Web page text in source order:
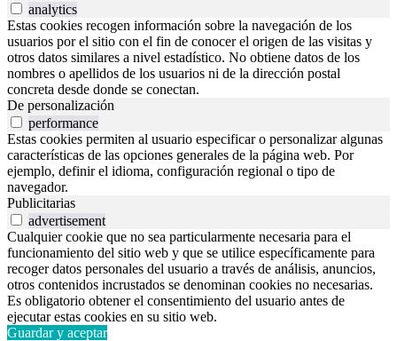
analytics
Estas cookies recogen información sobre la navegación de los
usuarios por el sitio con el fin de conocer el origen de las visitas y
otros datos similares a nivel estadístico. No obtiene datos de los
nombres o apellidos de los usuarios ni de la dirección postal
concreta desde donde se conectan.
De personalización
performance
Estas cookies permiten al usuario especificar o personalizar algunas
características de las opciones generales de la página web. Por
ejemplo, definir el idioma, configuración regional o tipo de
navegador.
Publicitarias
advertisement
Cualquier cookie que no sea particularmente necesaria para el
funcionamiento del sitio web y que se utilice específicamente para
recoger datos personales del usuario a través de análisis, anuncios,
otros contenidos incrustados se denominan cookies no necesarias.
Es obligatorio obtener el consentimiento del usuario antes de
ejecutar estas cookies en su sitio web.
Guardar y aceptar